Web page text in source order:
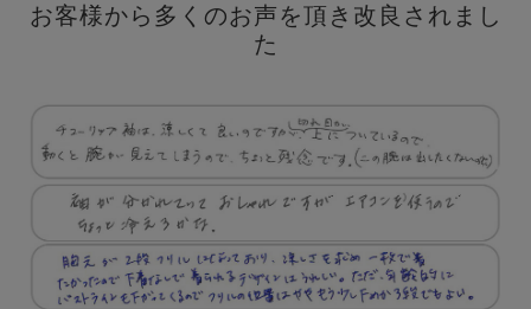
お客様から多くのお声を頂き改良されまし
た